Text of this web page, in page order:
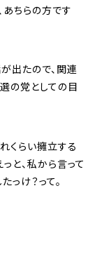
あちらの方です
出たので、関連
の党としての目
くらい擁立する
と、私から言って
け？って。